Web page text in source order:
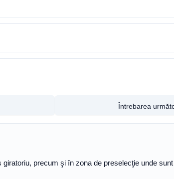
Întrebarea
precum şi în zona de preselecţie unde